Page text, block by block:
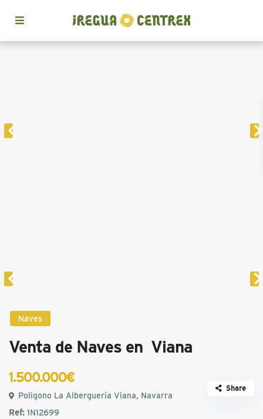
Naves
Venta de Naves en Viana
1.500.000€
Poligono La Albergueria Viana, Navarra
Ref:1N12699
Share